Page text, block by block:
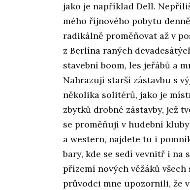
jako je například Dell.
mého říjnového pobytu
radikálně proměňovat až v
z Berlína raných
stavební boom, les jeřábů a
Nahrazují starší zástavbu s
několika solitérů, jako je
zbytků drobné zástavby, jež
se proměňují v hudební
a western, najdete tu i
bary, kde se sedí vevnitř i na
přízemí nových věžáků
průvodci mne upozornili, že